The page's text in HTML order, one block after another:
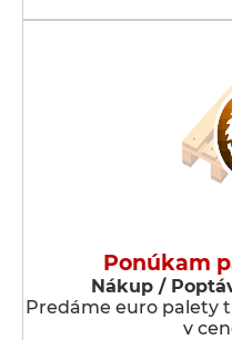
Ponúkam
Nákup /
Predáme euro palety
v